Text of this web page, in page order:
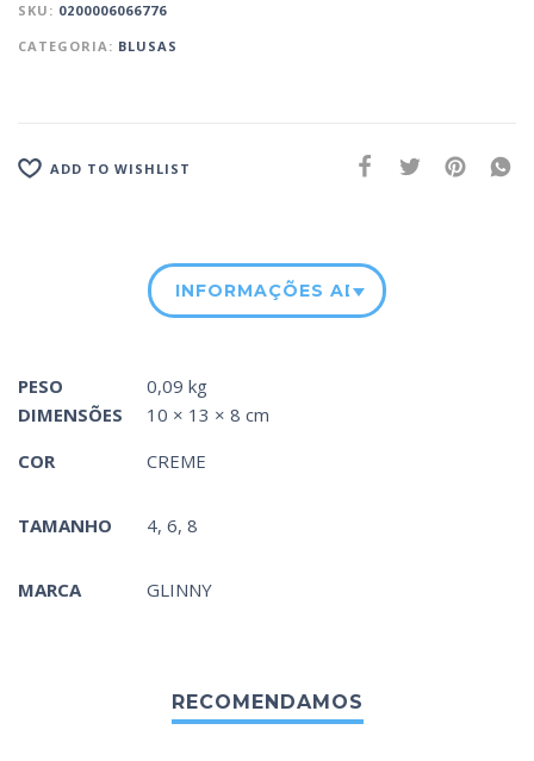
SKU: 0200006066776
CATEGORIA: BLUSAS
ADD TO WISHLIST
INFORMAÇÕES ADICIONAIS
PESO
0,09 kg
DIMENSÕES
10 × 13 × 8 cm
COR
CREME
TAMANHO 4, 6, 8
MARCA GLINNY
RECOMENDAMOS